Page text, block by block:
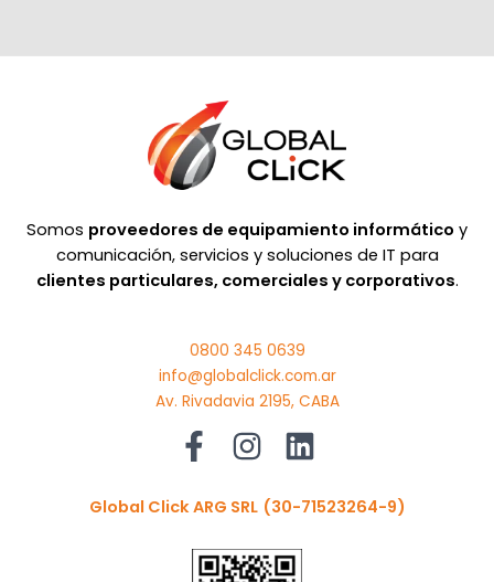
Somos proveedores de equipamiento informático y
comunicación, servicios y soluciones de IT para
clientes particulares, comerciales y corporativos.
0800 345 0639
info@globalclick.com.ar
Av. Rivadavia 2195, CABA
Global Click ARG SRL (30-71523264-9)